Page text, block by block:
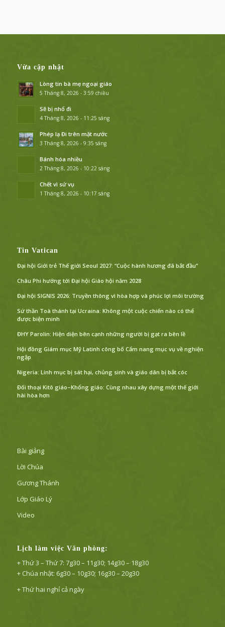
Vừa cập nhật
Lòng tin bà mẹ ngoại giáo
5 Tháng 8, 2026 - 3:59 chiều
Sẽ bị nhổ đi
4 Tháng 8, 2026 - 11:25 sáng
Phép lạ Đi trên mặt nước
3 Tháng 8, 2026 - 9:35 sáng
Bánh hóa nhiều
2 Tháng 8, 2026 - 10:22 sáng
Chết vì sứ vụ
1 Tháng 8, 2026 - 10:17 sáng
Tin Vatican
Đại hội Giới trẻ Thế giới Seoul 2027: “Cuộc hành hương đã bắt đầu”
Châu Phi hướng tới Đại hội Giáo hội năm 2028
Đại hội SIGNIS 2026: Truyền thông vì hòa hợp và phúc lợi môi trường
Sứ thần Toà thánh tại Ucraina: Không một cuộc chiến nào có thể
được biện minh
ĐHY Parolin: Hiện diện bên cạnh những người bị gạt ra bên lề
Hội đồng Giám mục Mỹ Latinh công bố Cẩm nang mục vụ về nghiện
ngập
Nigeria: Linh mục bị sát hại, chủng sinh và giáo dân bị bắt cóc
Đối thoại Kitô giáo–Khổng giáo: Cùng nhau xây dựng một thế giới
hài hòa hơn
Bài giảng
Lời Chúa
Gương Thánh
Lớp Giáo Lý
Video
Lịch làm việc Văn phòng:
+ Thứ 3 – Thứ 7: 7g30 – 11g30; 14g30 – 18g30
+ Chúa nhật: 6g30 – 10g30; 16g30 – 20g30
+ Thứ hai nghỉ cả ngày